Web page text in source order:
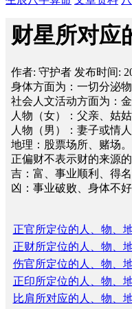
财星所对应
作者: 守护者 发布时间:
身体方面为：一切分泌
社会人文活动方面为：
人物（女）：父亲、姑
人物（男）：妻子或情
地理：股票场所、赌场。
正偏财不表示财的来源的
吉：富、事业顺利、得名
凶：事业破败、身体不
正官所定位的人、物、
正财所定位的人、物、
伤官所定位的人、物、
正印所定位的人、物、
比肩所对应的人、物、